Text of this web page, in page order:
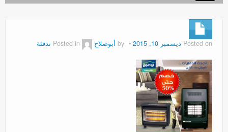
من نحن
اشترك الآن
عروض
Posted on ديسمبر 10, 2015 أبوصلاح Posted in تدفئة